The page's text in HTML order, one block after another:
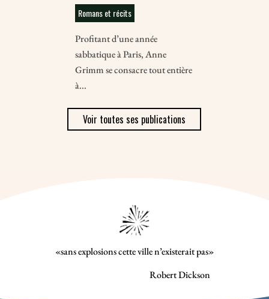
Romans et récits
Profitant d’une année
sabbatique à Paris, Anne
Grimm se consacre tout entière
à...
Voir toutes ses publications
«sans explosions cette ville n’existerait pas»
Robert Dickson